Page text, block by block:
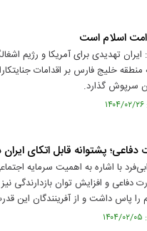
امت اسلام است
ایران تهدیدی برای آمریکا و رژیم
به منطقه خلیج فارس بر اقدامات
سرپوش گذارد.
پشتوانه قابل اتکای ایران
با اشاره به اهمیت سرمایه
دفاعی و افزایش توان بازدارندگی
را پاس داشت و از آفرینندگان این